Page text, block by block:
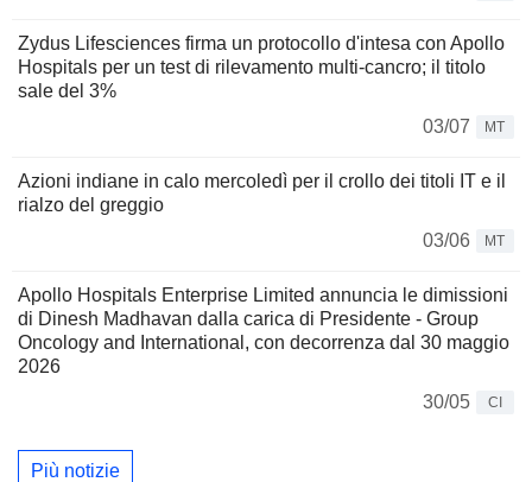
Zydus Lifesciences firma un protocollo d'intesa con Apollo
Hospitals per un test di rilevamento multi-cancro; il titolo
sale del 3%
03/07
MT
Azioni indiane in calo mercoledì per il crollo dei titoli IT e il
rialzo del greggio
03/06
MT
Apollo Hospitals Enterprise Limited annuncia le dimissioni
di Dinesh Madhavan dalla carica di Presidente - Group
Oncology and International, con decorrenza dal 30 maggio
2026
30/05
CI
Più notizie